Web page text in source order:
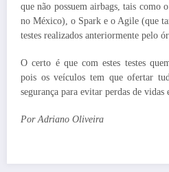
que não possuem airbags, tais como
no México), o Spark e o Agile (que
testes realizados anteriormente pelo
O certo é que com estes testes
pois os veículos tem que ofertar
segurança para evitar perdas de
Por Adriano Oliveira